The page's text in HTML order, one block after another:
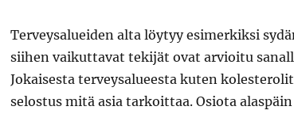
Terveysalueiden alta löytyy esimerkiksi
siihen vaikuttavat tekijät ovat arvioitu
Jokaisesta terveysalueesta kuten
selostus mitä asia tarkoittaa. Osiota